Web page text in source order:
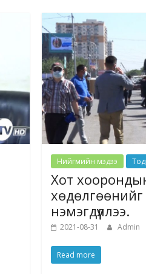
Нийгмийн мэдээ
Хот
нэмэгдүүллээ.
2021-08-31 Admin
Read more